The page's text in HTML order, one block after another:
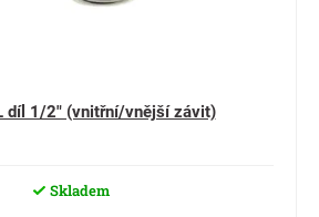
díl 1/2" (vnitřní/vnější závit)
Skladem